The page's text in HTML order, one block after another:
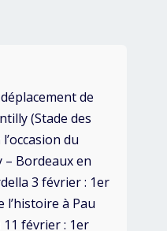
de
(Stade des
du
– Bordeaux en
3 février : 1er
l’histoire à Pau
février : 1er